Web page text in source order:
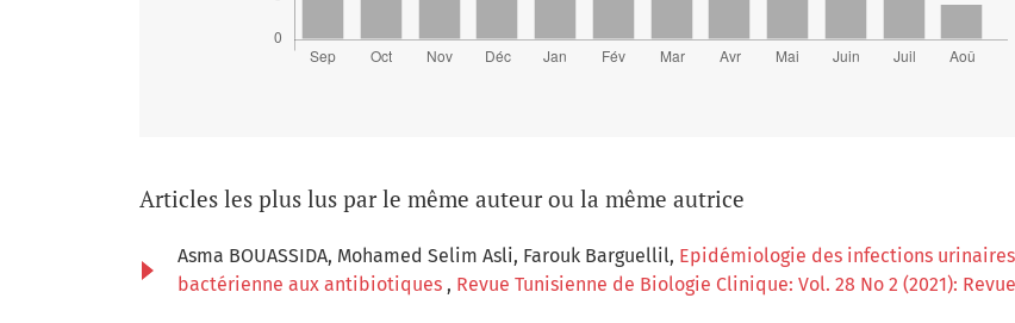
Articles les plus lus par le même auteur ou la même autrice
Asma BOUASSIDA, Mohamed Selim Asli, Farouk Barguellil, Epidémiologie des infections
bactérienne aux antibiotiques , Revue Tunisienne de Biologie Clinique: Vol. 28 No 2 (2021):